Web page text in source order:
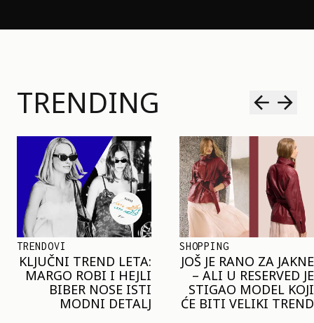
TRENDING
SHOPPING
JOŠ JE RANO ZA JAKNE
– ALI U RESERVED JE
STIGAO MODEL KOJI
ĆE BITI VELIKI TREND
TRENDOVI
NAJVEĆI MIKRO-
TREND SEZONE VAS
POZIVA DA SPOJITE
NESPOJIVO